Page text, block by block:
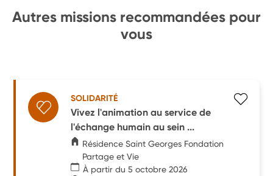
Autres missions recommandées pour
vous
SOLIDARITÉ
Vivez l'animation au service de
l'échange humain au sein ...
Résidence Saint Georges Fondation
Partage et Vie
À partir du 5 octobre 2026